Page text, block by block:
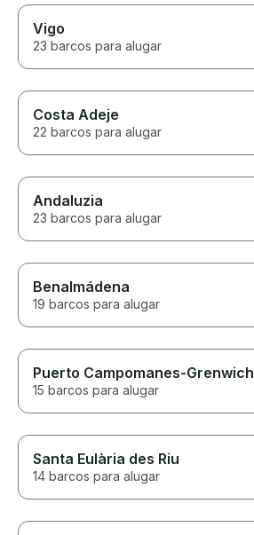
Vigo
23 barcos para alugar
Costa Adeje
22 barcos para alugar
Andaluzia
23 barcos para alugar
Benalmádena
19 barcos para alugar
Puerto Campomanes-Grenwich
15 barcos para alugar
Santa Eulària des Riu
14 barcos para alugar